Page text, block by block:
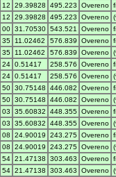
12 29.39828 495.223 Overeno
12 29.39828 495.223 Overeno
00 31.70530 543.521 Overeno
35 11.02462 576.839 Overeno
35 11.02462 576.839 Overeno
24 0.51417 258.576 Overeno
24 0.51417 258.576 Overeno
50 30.75148 446.082 Overeno
50 30.75148 446.082 Overeno
03 35.60832 448.355 Overeno
03 35.60832 448.355 Overeno
08 24.90019 243.275 Overeno
08 24.90019 243.275 Overeno
54 21.47138 303.463 Overeno
54 21.47138 303.463 Overeno